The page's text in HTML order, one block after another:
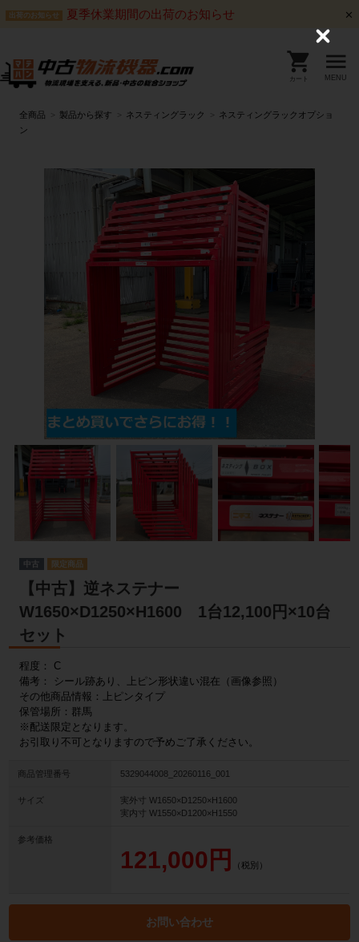
出荷のお知らせ 夏季休業期間の出荷のお知らせ
カート MENU
全商品 製品から探す ネスティングラック
ネスティングラックオプショ
ン
中古
【中古】逆ネステナー
W1650×D1250×H1600 1台12,100円×10台
セット
程度： C
備考： シール跡あり、上ピン形状違い混在（画像参照）
その他商品情報：上ピンタイプ
保管場所：群馬
※配送限定となります。
お引取り不可となりますので予めご了承ください。
商品管理番号 5329044008_20260116_001
サイズ
実外寸 W1650×D1250×H1600
実内寸 W1550×D1200×H1550
参考価格
121,000円 （税別）
お問い合わせ
C
o
s